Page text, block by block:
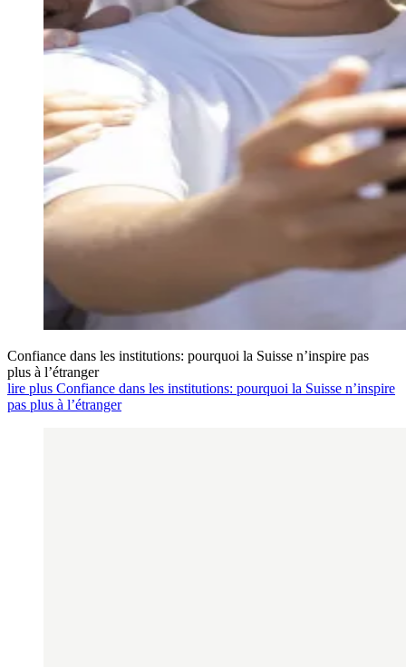
Confiance dans les institutions: pourquoi la Suisse n’inspire pas
plus à l’étranger
lire plus Confiance dans les institutions: pourquoi la Suisse n’inspire
pas plus à l’étranger